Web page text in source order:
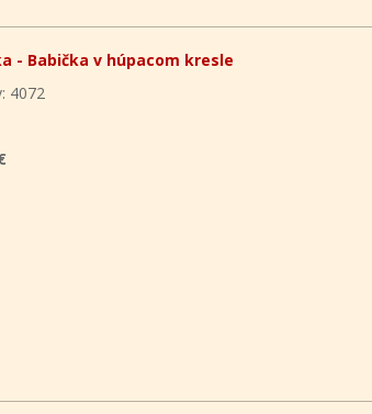
- Babička v húpacom kresle
4072